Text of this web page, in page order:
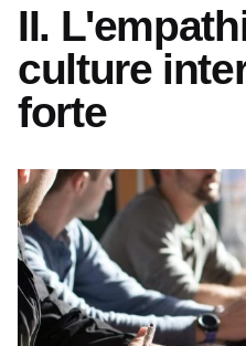
II.
culture
forte